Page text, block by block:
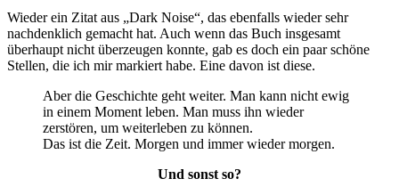
Wieder ein Zitat aus „Dark Noise“, das ebenfalls wieder sehr
nachdenklich gemacht hat. Auch wenn das Buch insgesamt
überhaupt nicht überzeugen konnte, gab es doch ein paar schöne
Stellen, die ich mir markiert habe. Eine davon ist diese.
Aber die Geschichte geht weiter. Man kann nicht ewig
in einem Moment leben. Man muss ihn wieder
zerstören, um weiterleben zu können.
Das ist die Zeit. Morgen und immer wieder morgen.
Und sonst so?